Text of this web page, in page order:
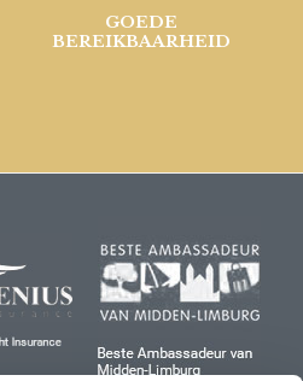
GOEDE
BEREIKBAARHEID